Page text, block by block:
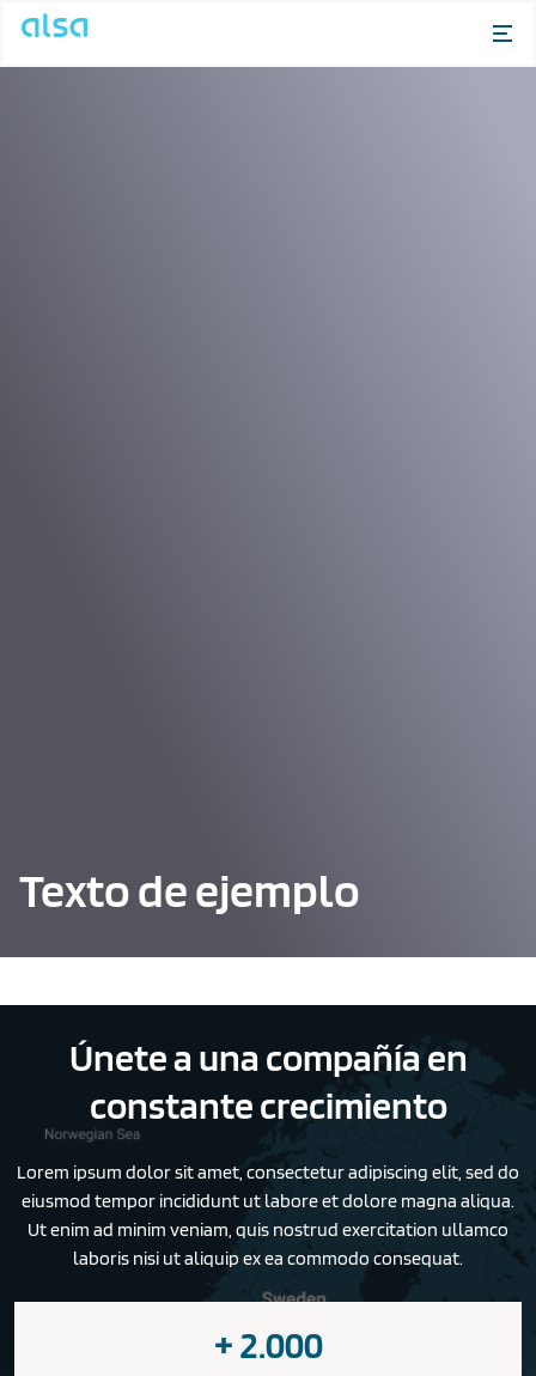
Saltar al contenido principal
Texto de ejemplo
Únete a una compañía en
constante crecimiento
Lorem ipsum dolor sit amet, consectetur adipiscing elit, sed do
eiusmod tempor incididunt ut labore et dolore magna aliqua.
Ut enim ad minim veniam, quis nostrud exercitation ullamco
laboris nisi ut aliquip ex ea commodo consequat.
+ 2.000